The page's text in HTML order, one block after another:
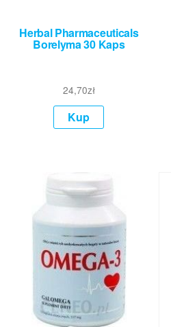
Herbal Pharmaceuticals
Borelyma 30 Kaps
24,70zł
Kup